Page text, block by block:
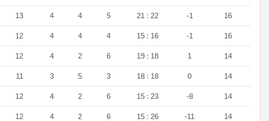
13 4 4 5 21 : 22 -1 16
12 4 4 4 15 : 16 -1 16
12 4 2 6 19 : 18 1 14
11 3 5 3 18 : 18 0 14
12 4 2 6 15 : 23 -8 14
12 4 2 6 15 : 26 -11 14